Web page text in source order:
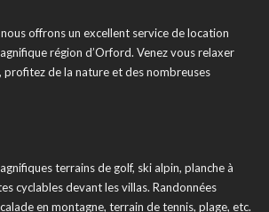
offrons un excellent service de location
région d’Orford. Venez vous relaxer
profitez de la nature et des nombreuses
terrains de golf, ski alpin, planche à
cyclables devant les villas. Randonnées
en montagne, terrain de tennis, plage, etc.